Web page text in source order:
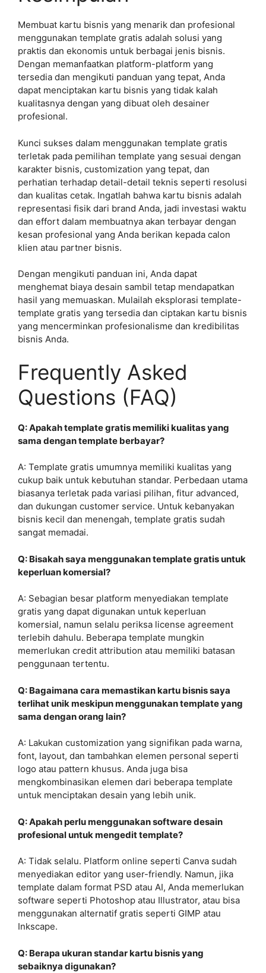
Membuat kartu bisnis yang menarik dan profesional
menggunakan template gratis adalah solusi yang
praktis dan ekonomis untuk berbagai jenis bisnis.
Dengan memanfaatkan platform-platform yang
tersedia dan mengikuti panduan yang tepat, Anda
dapat menciptakan kartu bisnis yang tidak kalah
kualitasnya dengan yang dibuat oleh desainer
profesional.
Kunci sukses dalam menggunakan template gratis
terletak pada pemilihan template yang sesuai dengan
karakter bisnis, customization yang tepat, dan
perhatian terhadap detail-detail teknis seperti resolusi
dan kualitas cetak. Ingatlah bahwa kartu bisnis adalah
representasi fisik dari brand Anda, jadi investasi waktu
dan effort dalam membuatnya akan terbayar dengan
kesan profesional yang Anda berikan kepada calon
klien atau partner bisnis.
Dengan mengikuti panduan ini, Anda dapat
menghemat biaya desain sambil tetap mendapatkan
hasil yang memuaskan. Mulailah eksplorasi template-
template gratis yang tersedia dan ciptakan kartu bisnis
yang mencerminkan profesionalisme dan kredibilitas
bisnis Anda.
Frequently Asked
Questions (FAQ)
Q: Apakah template gratis memiliki kualitas yang
sama dengan template berbayar?
A: Template gratis umumnya memiliki kualitas yang
cukup baik untuk kebutuhan standar. Perbedaan utama
biasanya terletak pada variasi pilihan, fitur advanced,
dan dukungan customer service. Untuk kebanyakan
bisnis kecil dan menengah, template gratis sudah
sangat memadai.
Q: Bisakah saya menggunakan template gratis untuk
keperluan komersial?
A: Sebagian besar platform menyediakan template
gratis yang dapat digunakan untuk keperluan
komersial, namun selalu periksa license agreement
terlebih dahulu. Beberapa template mungkin
memerlukan credit attribution atau memiliki batasan
penggunaan tertentu.
Q: Bagaimana cara memastikan kartu bisnis saya
terlihat unik meskipun menggunakan template yang
sama dengan orang lain?
A: Lakukan customization yang signifikan pada warna,
font, layout, dan tambahkan elemen personal seperti
logo atau pattern khusus. Anda juga bisa
mengkombinasikan elemen dari beberapa template
untuk menciptakan desain yang lebih unik.
Q: Apakah perlu menggunakan software desain
profesional untuk mengedit template?
A: Tidak selalu. Platform online seperti Canva sudah
menyediakan editor yang user-friendly. Namun, jika
template dalam format PSD atau AI, Anda memerlukan
software seperti Photoshop atau Illustrator, atau bisa
menggunakan alternatif gratis seperti GIMP atau
Inkscape.
Q: Berapa ukuran standar kartu bisnis yang
sebaiknya digunakan?